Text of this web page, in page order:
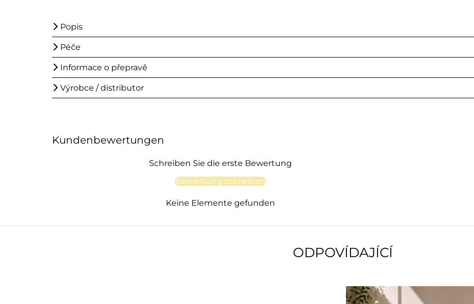
Popis
Péče
Informace o přepravě
Výrobce / distributor
Kundenbewertungen
Schreiben Sie die erste Bewertung
Bewertung schreiben
Keine Elemente gefunden
ODPOVÍDAJÍCÍ